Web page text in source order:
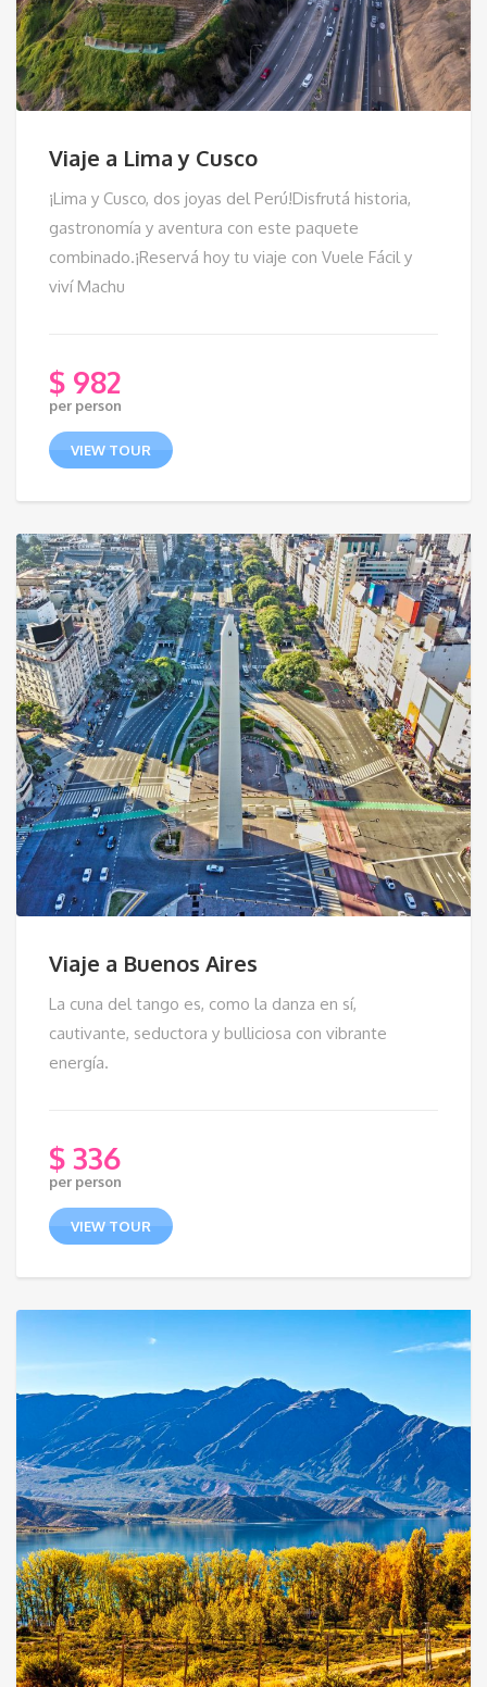
Viaje a Lima y Cusco
¡Lima y Cusco, dos joyas del Perú!Disfrutá historia,
gastronomía y aventura con este paquete
combinado.¡Reservá hoy tu viaje con Vuele Fácil y
viví Machu
$ 982
per person
VIEW TOUR
Viaje a Buenos Aires
La cuna del tango es, como la danza en sí,
cautivante, seductora y bulliciosa con vibrante
energía.
$ 336
per person
VIEW TOUR